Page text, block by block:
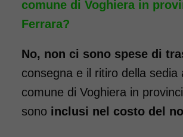
Noleggio sedia a
40 cm TRANSITO con
standard estraibili.
comune di Voghiera in
Ferrara?
No, non ci sono spese di
consegna e il ritiro della sedia
comune di Voghiera in
sono inclusi nel costo del